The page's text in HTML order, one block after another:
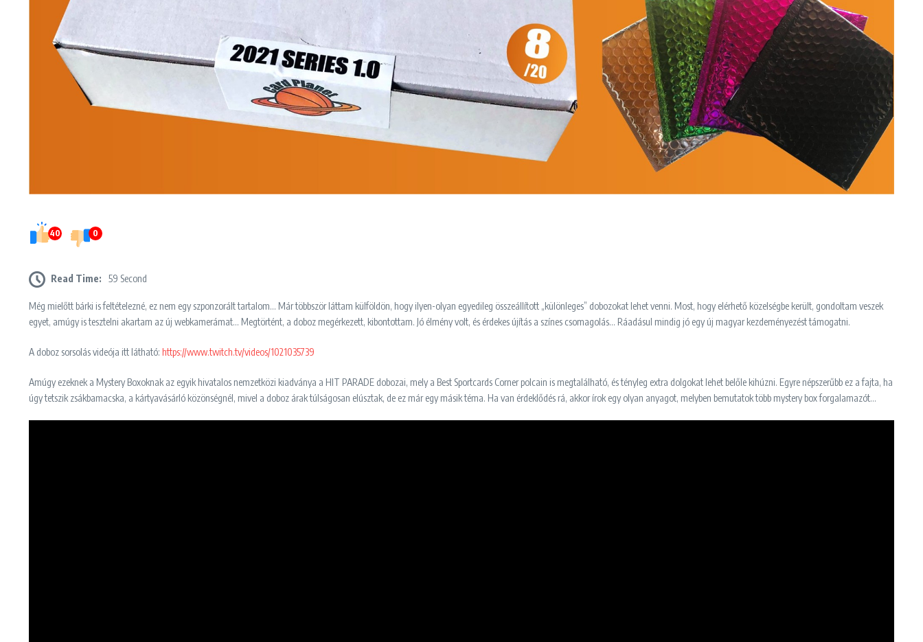
40 0
Read Time: 59 Second
Még mielőtt bárki is feltételezné, ez nem egy szponzorált tartalom… Már többször láttam külföldön, hogy ilyen-olyan egyedileg összeállított „különleges” dobozokat lehet venni. Most, hogy elérhető közelségbe került, gondoltam veszek
egyet, amúgy is tesztelni akartam az új webkamerámat… Megtörtént, a doboz megérkezett, kibontottam. Jó élmény volt, és érdekes újítás a színes csomagolás… Ráadásul mindig jó egy új magyar kezdeményezést támogatni.
A doboz sorsolás videója itt látható: https://www.twitch.tv/videos/1021035739
Amúgy ezeknek a Mystery Boxoknak az egyik hivatalos nemzetközi kiadványa a HIT PARADE dobozai, mely a Best Sportcards Corner polcain is megtalálható, és tényleg extra dolgokat lehet belőle kihúzni. Egyre népszerűbb ez a fajta, ha
úgy tetszik zsákbamacska, a kártyavásárló közönségnél, mivel a doboz árak túlságosan elúsztak, de ez már egy másik téma. Ha van érdeklődés rá, akkor írok egy olyan anyagot, melyben bemutatok több mystery box forgalamazót…